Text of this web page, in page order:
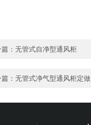
篇： 无管式自净型通风柜
： 无管式净气型通风柜定做